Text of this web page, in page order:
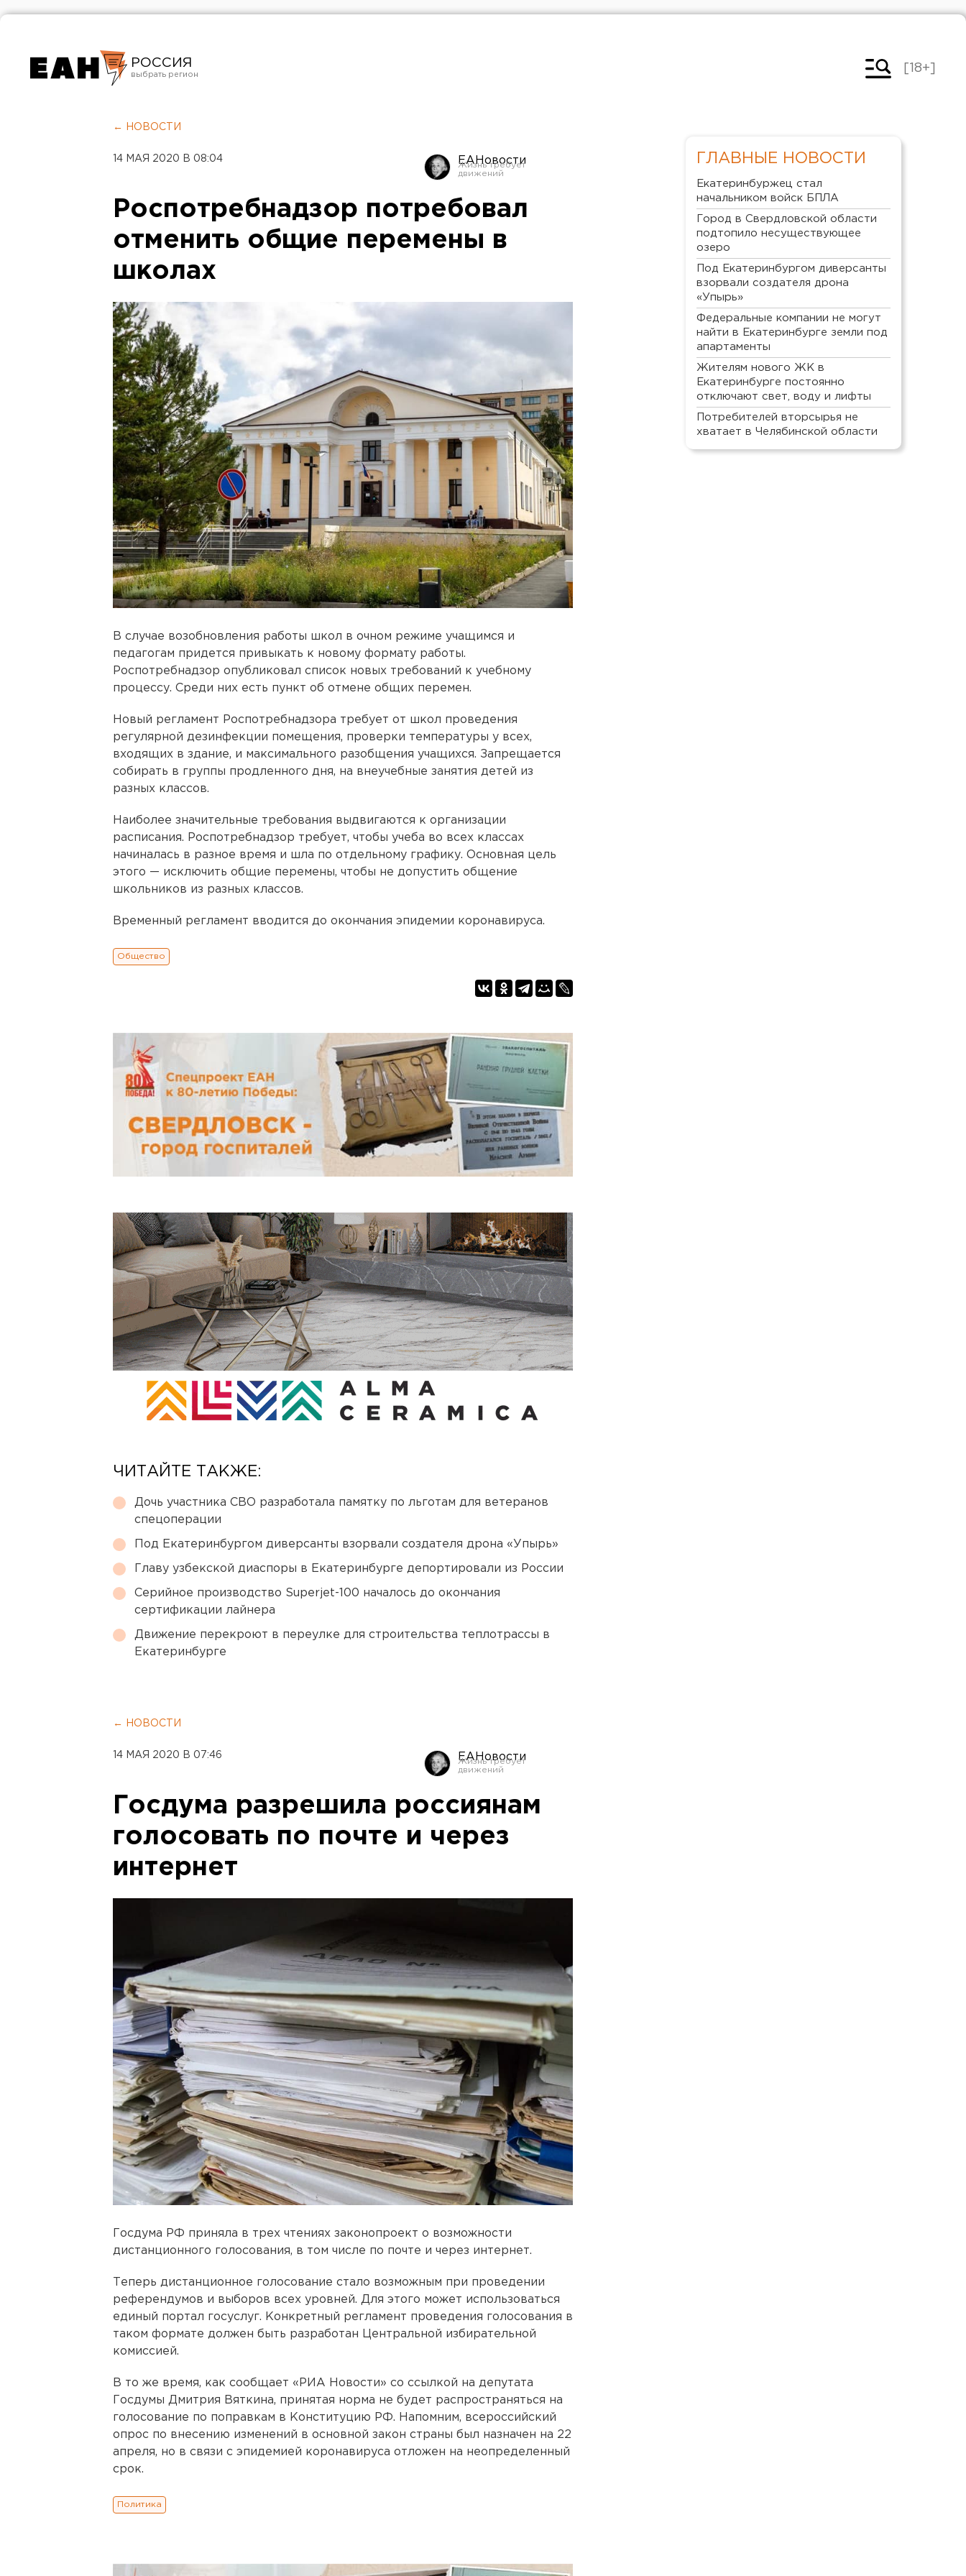
РОССИЯ
Челябинск
[18+]
← НОВОСТИ
14 МАЯ 2020 В 08:04 ЕАНовости
Роспотребнадзор потребовал
отменить общие перемены в
школах
В случае возобновления работы школ в очном режиме учащимся и
педагогам придется привыкать к новому формату работы.
Роспотребнадзор опубликовал список новых требований к учебному
процессу. Среди них есть пункт об отмене общих перемен.
Новый регламент Роспотребнадзора требует от школ проведения
регулярной дезинфекции помещения, проверки температуры у всех,
входящих в здание, и максимального разобщения учащихся. Запрещается
собирать в группы продленного дня, на внеучебные занятия детей из
разных классов.
Наиболее значительные требования выдвигаются к организации
расписания. Роспотребнадзор требует, чтобы учеба во всех классах
начиналась в разное время и шла по отдельному графику. Основная цель
этого — исключить общие перемены, чтобы не допустить общение
школьников из разных классов.
Временный регламент вводится до окончания эпидемии коронавируса.
Общество
ЧИТАЙТЕ ТАКЖЕ:
Дочь участника СВО разработала памятку по льготам для ветеранов
спецоперации
Под Екатеринбургом диверсанты взорвали создателя дрона «Упырь»
Главу узбекской диаспоры в Екатеринбурге депортировали из России
Серийное производство Superjet-100 началось до окончания
сертификации лайнера
Движение перекроют в переулке для строительства теплотрассы в
Екатеринбурге
← НОВОСТИ
14 МАЯ 2020 В 07:46 ЕАНовости
Госдума разрешила россиянам
голосовать по почте и через
интернет
Госдума РФ приняла в трех чтениях законопроект о возможности
дистанционного голосования, в том числе по почте и через интернет.
Теперь дистанционное голосование стало возможным при проведении
референдумов и выборов всех уровней. Для этого может использоваться
единый портал госуслуг. Конкретный регламент проведения голосования в
таком формате должен быть разработан Центральной избирательной
комиссией.
В то же время, как сообщает «РИА Новости» со ссылкой на депутата
Госдумы Дмитрия Вяткина, принятая норма не будет распространяться на
голосование по поправкам в Конституцию РФ. Напомним, всероссийский
опрос по внесению изменений в основной закон страны был назначен на 22
апреля, но в связи с эпидемией коронавируса отложен на неопределенный
срок.
Политика
ГЛАВНЫЕ НОВОСТИ
Екатеринбуржец стал
начальником войск БПЛА
Город в Свердловской области
подтопило несуществующее
озеро
Под Екатеринбургом диверсанты
взорвали создателя дрона
«Упырь»
Федеральные компании не могут
найти в Екатеринбурге земли под
апартаменты
Жителям нового ЖК в
Екатеринбурге постоянно
отключают свет, воду и лифты
Потребителей вторсырья не
хватает в Челябинской области